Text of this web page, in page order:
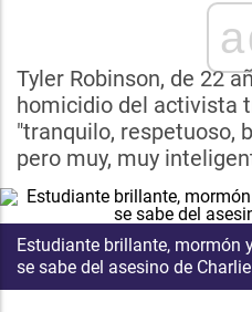
Tyler Robinson, de 22
homicidio del activista
"tranquilo, respetuoso,
pero muy, muy
Estudiante brillante, mormón
se sabe del asesino de